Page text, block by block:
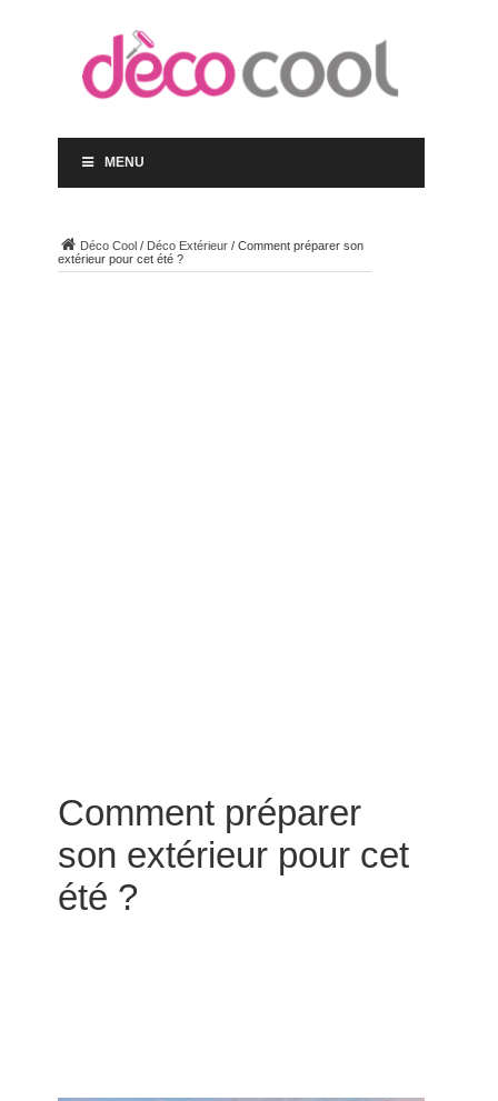
MENU
Déco Cool/ Déco Extérieur/ Comment préparer son
extérieur pour cet été ?
Comment préparer
son extérieur pour cet
été ?